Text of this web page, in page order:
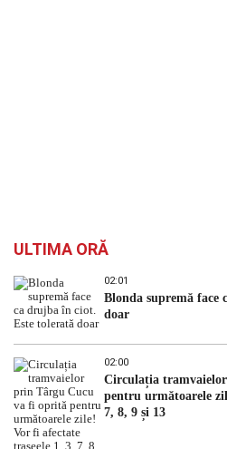
ULTIMA ORĂ
02:01
Blonda supremă face
doar
02:00
Circulația
pentru următoarele
7, 8, 9 și 13